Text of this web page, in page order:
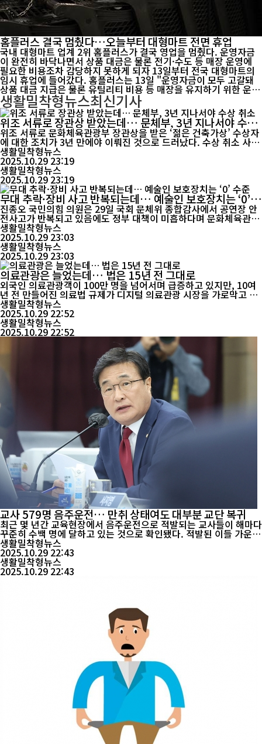
홈플러스 결국 멈췄다…오늘부터 대형마트 전면 휴업
국내 대형마트 업계 2위 홈플러스가 결국 영업을 멈췄다. 운영자금
이 완전히 바닥나면서 상품 대금은 물론 전기·수도 등 매장 운영에
필요한 비용조차 감당하지 못하게 되자 13일부터 전국 대형마트의
임시 휴업에 들어갔다. 홈플러스는 13일 "운영자금이 모두 고갈돼
상품 대금 지급은 물론 유틸리티 비용 등 매장을 유지하기 위한 운영
비조차 감당할 수 없는 상황"이라며 "보안과 안전 유지를 위해 대형
마트 영업을 임시 중단한다"고 밝혔다. 이번 조치는 전국 대형마트
매장뿐 아니라 본사 조직에도 적...
생활밀착형뉴스최신기사
위조 서류로 장관상 받았는데… 문체부, 3년 지나서야 수상
취소
위조 서류로 문화체육관광부 장관상을 받은 ‘젊은 건축가상’ 수상자
에 대한 조치가 3년 만에야 이뤄진 것으로 드러났다. 수상 취소 사유
가 법적으로 명백했음에도 문화체육관광부는 사실상 아무 대응도 하
지 않은 채 시간을 끌었다는 지적이 나온다. 조국혁신당 김재원 의원
(비례대표, 국회 문화체육관광위원회)은 29일 국정감사에서 “젊은
건축가상 부정 출품 사건은 이미 사문서 위조 ...
생활밀착형뉴스
2025.10.29 23:19
생활밀착형뉴스
2025.10.29 23:19
무대 추락·장비 사고 반복되는데… 예술인 보호장치는 ‘0’
수준
진종오 국민의힘 의원은 29일 국회 문체위 종합감사에서 공연장 안
전사고가 반복되고 있음에도 정부 대책이 미흡하다며 문화체육관광
부를 강하게 비판했다. 진 의원은 “무대 추락·낙하 사고가 계속되는
데도 문체부는 실질적인 안전관리 체계를 마련하지 않고 있다”며
“이는 현장 안전불감증과 정부 관리 부실이 맞물린 결과”라고 지적
했다. 또한 예술인 산재보험 가입률...
생활밀착형뉴스
2025.10.29 23:03
생활밀착형뉴스
2025.10.29 23:03
의료관광은 늘었는데… 법은 15년 전 그대로
외국인 의료관광객이 100만 명을 넘어서며 급증하고 있지만, 10여
년 전 만들어진 의료법 규제가 디지털 의료관광 시장을 가로막고 있
다는 지적이 제기됐다. 국회 보건복지위원회 소속 장종태 더불어민
주당 의원(대전 서구갑)은 최근 외국인 환자를 대상으로 의료 시술
과 관광을 연계한 상품을 판매하는 국내 여행사들이 현행 의료법상
생활밀착형뉴스
2025.10.29 22:52
생활밀착형뉴스
2025.10.29 22:52
교사 579명 음주운전… 만취 상태여도 대부분 교단 복귀
최근 몇 년간 교육현장에서 음주운전으로 적발되는 교사들이 해마다
꾸준히 수백 명에 달하고 있는 것으로 확인됐다. 적발된 이들 가운데
는 교장·교감 등 관리자급도 포함됐으며, 만취 상태로 운전한 교사
들 대부분이 ‘정직 후 복귀’ 하는 것으로 나타났다. 국회 교육위원회
소속 김대식 국민의힘 의원(부산 사상구)은 29일 교육부에서 제출받
은 ‘2022~2025년 9월 전국 교육공무원 ...
생활밀착형뉴스
2025.10.29 22:43
생활밀착형뉴스
2025.10.29 22:43